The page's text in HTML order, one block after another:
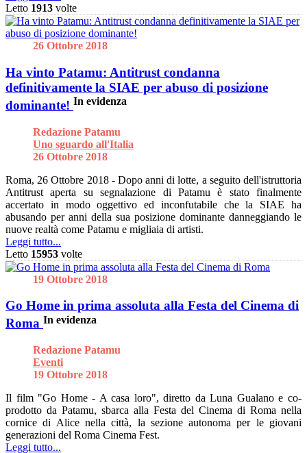
Letto 1913 volte
26 Ottobre 2018
Ha vinto Patamu: Antitrust condanna
definitivamente la SIAE per abuso di posizione
dominante! In evidenza
Redazione Patamu
Uno sguardo all'Italia
26 Ottobre 2018
Roma, 26 Ottobre 2018 - Dopo anni di lotte, a seguito dell'istruttoria
Antitrust aperta su segnalazione di Patamu è stato finalmente
accertato in modo oggettivo ed inconfutabile che la SIAE ha
abusando per anni della sua posizione dominante danneggiando le
nuove realtà come Patamu e migliaia di artisti.
Leggi tutto...
Letto 15953 volte
19 Ottobre 2018
Go Home in prima assoluta alla Festa del Cinema di
Roma In evidenza
Redazione Patamu
Eventi
19 Ottobre 2018
Il film "Go Home - A casa loro", diretto da Luna Gualano e co-
prodotto da Patamu, sbarca alla Festa del Cinema di Roma nella
cornice di Alice nella città, la sezione autonoma per le giovani
generazioni del Roma Cinema Fest.
Leggi tutto...